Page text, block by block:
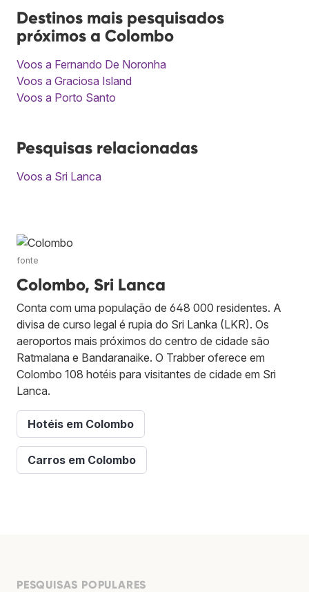
Destinos mais pesquisados
próximos a Colombo
Voos a Fernando De Noronha
Voos a Graciosa Island
Voos a Porto Santo
Pesquisas relacionadas
Voos a Sri Lanca
fonte
Colombo, Sri Lanca
Conta com uma população de 648 000 residentes. A
divisa de curso legal é rupia do Sri Lanka (LKR). Os
aeroportos mais próximos do centro de cidade são
Ratmalana e Bandaranaike. O Trabber oferece em
Colombo 108 hotéis para visitantes de cidade em Sri
Lanca.
Hotéis em Colombo
Carros em Colombo
PESQUISAS POPULARES